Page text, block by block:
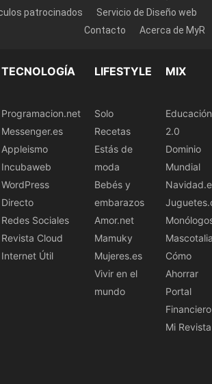
patrocinados
Servicio de Diseño web
Contacto
Acerca de MyR
TECNOLOGÍA
Programacion.net
Messenger.es
Appleismo
Incubaweb
WordPress
Directo
Redes Sociales
Revista Cloud
Internet Útil
LIFESTYLE
Solo
Recetas
Estás de
moda
Bebés y
embarazos
Amor.net
Mamuky
Mujeres.es
Vivir en el
mundo
MIX
Educación
2.0
Dominio
Mundial
Cómo
Ahorrar
Portal
Financiero
Mi Revista